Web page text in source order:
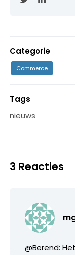
Categorie
Commerce
Tags
nieuws
3 Reacties
@Berend: